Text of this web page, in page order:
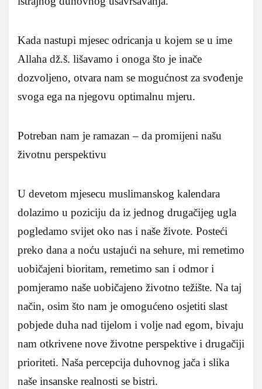
Kada nastupi mjesec odricanja u kojem se u ime
Allaha dž.š. lišavamo i onoga što je inače
dozvoljeno, otvara nam se mogućnost za svođenje
svoga ega na njegovu optimalnu mjeru.
Potreban nam je ramazan – da promijeni našu
životnu perspektivu
U devetom mjesecu muslimanskog kalendara
dolazimo u poziciju da iz jednog drugačijeg ugla
pogledamo svijet oko nas i naše živote. Posteći
preko dana a noću ustajući na sehure, mi remetimo
uobičajeni bioritam, remetimo san i odmor i
pomjeramo naše uobičajeno životno težište. Na taj
način, osim što nam je omogućeno osjetiti slast
pobjede duha nad tijelom i volje nad egom, bivaju
nam otkrivene nove životne perspektive i drugačiji
prioriteti. Naša percepcija duhovnog jača i slika
naše insanske realnosti se bistri.